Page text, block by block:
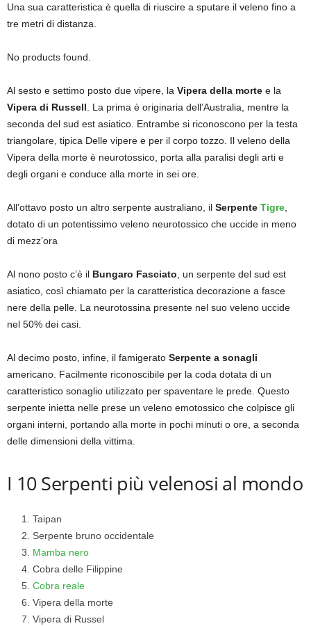
Una sua caratteristica è quella di riuscire a sputare il veleno fino a
tre metri di distanza.
No products found.
Al sesto e settimo posto due vipere, la Vipera della morte e la
Vipera di Russell . La prima è originaria dell’Australia, mentre la
seconda del sud est asiatico. Entrambe si riconoscono per la testa
triangolare, tipica Delle vipere e per il corpo tozzo. Il veleno della
Vipera della morte è neurotossico, porta alla paralisi degli arti e
degli organi e conduce alla morte in sei ore.
All’ottavo posto un altro serpente australiano, il Serpente Tigre
dotato di un potentissimo veleno neurotossico che uccide in meno
di mezz’ora
Al nono posto c’è il Bungaro Fasciato , un serpente del sud est
asiatico, così chiamato per la caratteristica decorazione a fasce
nere della pelle. La neurotossina presente nel suo veleno uccide
nel 50% dei casi.
Al decimo posto, infine, il famigerato Serpente a sonagli
americano. Facilmente riconoscibile per la coda dotata di un
caratteristico sonaglio utilizzato per spaventare le prede. Questo
serpente inietta nelle prese un veleno emotossico che colpisce gli
organi interni, portando alla morte in pochi minuti o ore, a seconda
delle dimensioni della vittima.
I 10 Serpenti più velenosi al mondo
Taipan
Serpente bruno occidentale
Mamba nero
Cobra delle Filippine
Cobra reale
Vipera della morte
Vipera di Russel